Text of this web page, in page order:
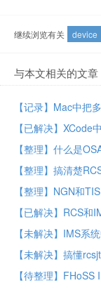
继续浏览有关 device
与本文相关的文章
【记录】Mac中把
【整理】什么是
【整理】搞清楚
【整理】NGN和
【待整理】FHoSS